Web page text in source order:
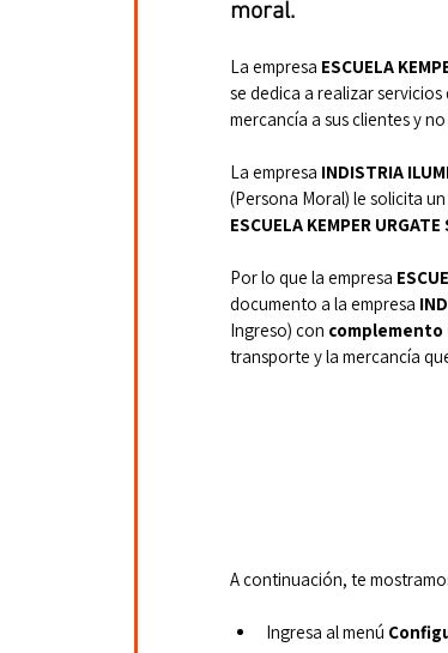
moral.
La empresa ESCUELA
se dedica a realizar
mercancía a sus clientes y
La empresa INDISTRIA
(Persona Moral) le solicita
ESCUELA KEMPER URGATE
Por lo que la empresa
documento a la empresa
Ingreso) con complemento
transporte y la mercancía
A continuación, te
Ingresa al menú